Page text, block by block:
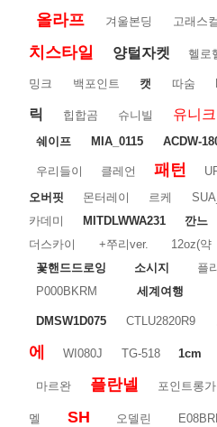
올라프 겨울본딩 고래스
치스타일
양털자켓 헬로
밍크 백포인트 캣 따숨
릭 힙합곰 슈니빌 유니크
쉐이프 MIA_0115 ACDW-
우리들이 클레언 패턴
오버핏
몬터레이 르케
카데미
MITDLWWA231 깐느
더스카이
+쭈리ver. 12oz(약
꽃핸드드로잉
소시지 플
P000BKRM
세계여행
DMSW1D075 CTLU2820R9
에
WI080J TG-518 1cm
마르완 플란넬 포인트롱
멜 SH 오델린